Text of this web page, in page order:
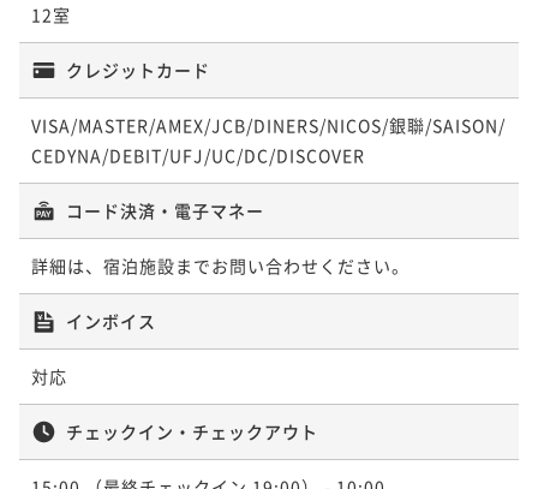
12室
クレジットカード
VISA/MASTER/AMEX/JCB/DINERS/NICOS/銀聯/SAISON/
CEDYNA/DEBIT/UFJ/UC/DC/DISCOVER
コード決済・電子マネー
詳細は、宿泊施設までお問い合わせください。
インボイス
対応
チェックイン・チェックアウト